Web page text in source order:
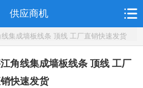
供应商机
集成墙板线条 顶线 工厂直销快速发货
角线集成墙板线条 顶线 工厂
快速发货